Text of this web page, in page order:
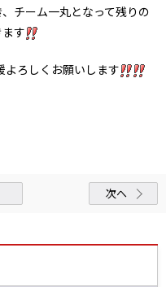
チーム一丸となって残りの
す
よろしくお願いします
次へ